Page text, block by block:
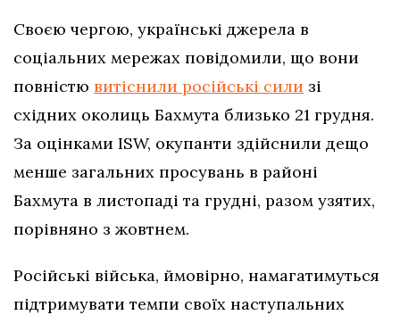
Своєю чергою, українські джерела в
соціальних мережах повідомили, що вони
повністю витіснили російські сили зі
східних околиць Бахмута близько 21 грудня.
За оцінками ISW, окупанти здійснили дещо
менше загальних просувань в районі
Бахмута в листопаді та грудні, разом узятих,
порівняно з жовтнем.
Російські війська, ймовірно, намагатимуться
підтримувати темпи своїх наступальних